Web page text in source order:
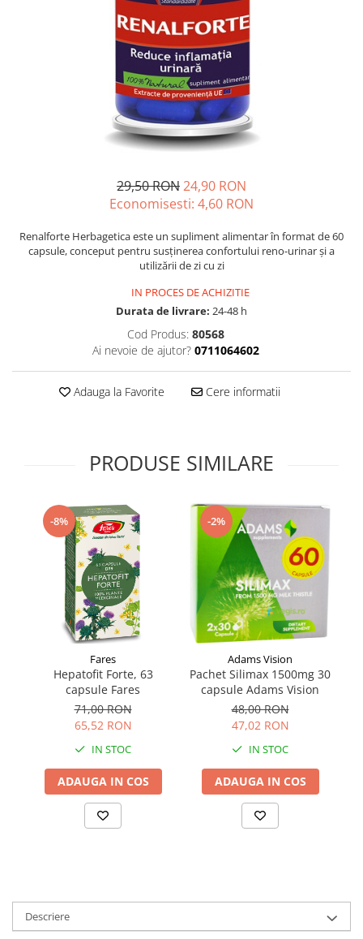
Probiotice si prebiotice
Somn stres si anxietate
Supliment Complexe
Supliment Vitamina B
Supliment Vitamina C
Supliment Vitamina E
Tincturi si Gemoderivate
Vitamine si minerale
Balsam masca si tratament
Produse cu SPF Pentru Fata
29,50 RON24,90 RON
Economisesti: 4,60 RON
Renalforte Herbagetica este un supliment alimentar în format de 60
capsule, conceput pentru susținerea confortului reno-urinar și a
utilizării de zi cu zi
IN PROCES DE ACHIZITIE
Durata de livrare: 24-48 h
Cod Produs: 80568
Ai nevoie de ajutor? 0711064602
Adauga la Favorite Cere informatii
PRODUSE SIMILARE
-8%
Fares
Hepatofit Forte, 63
capsule Fares
71,00 RON
65,52 RON
IN STOC
ADAUGA IN COS
-2%
Adams Vision
Pachet Silimax 1500mg 30
capsule Adams Vision
48,00 RON
47,02 RON
IN STOC
ADAUGA IN COS
Descriere